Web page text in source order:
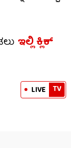
ಇಲ್ಲಿ ಕ್ಲಿಕ್
LIVE TV